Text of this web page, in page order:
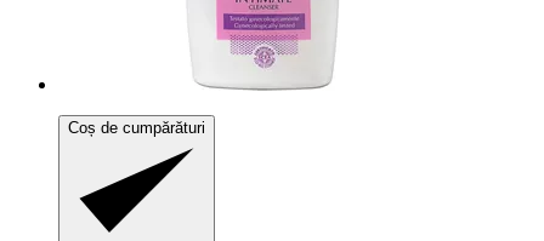
Coș de cumpărături